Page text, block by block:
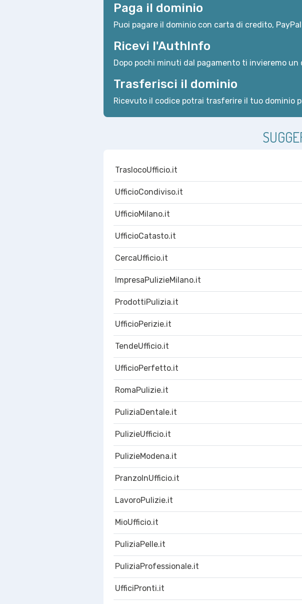
Paga il dominio
Puoi pagare il dominio con carta di credito,
Ricevi l'AuthInfo
Dopo pochi minuti dal pagamento ti invieremo un
Trasferisci il dominio
Ricevuto il codice potrai trasferire il tuo dominio
TraslocoUfficio.it
UfficioCondiviso.it
UfficioMilano.it
UfficioCatasto.it
CercaUfficio.it
ImpresaPulizieMilano.it
ProdottiPulizia.it
UfficioPerizie.it
TendeUfficio.it
UfficioPerfetto.it
RomaPulizie.it
PuliziaDentale.it
PulizieUfficio.it
PulizieModena.it
PranzoInUfficio.it
LavoroPulizie.it
MioUfficio.it
PuliziaPelle.it
PuliziaProfessionale.it
UfficiPronti.it